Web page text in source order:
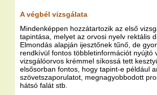
A végbél vizsgálata
Mindenképpen hozzátartozik az első
tapintása, melyet az orvosi nyelv rektális
Elmondás alapján ijesztőnek tűnő, de
rendkívül fontos többletinformációt nyújtó
vizsgálóorvos krémmel síkossá tett
elsősorban fontos, hogy tapint-e például
szövetszaporulatot, megnagyobbodott
hátsó falát stb.